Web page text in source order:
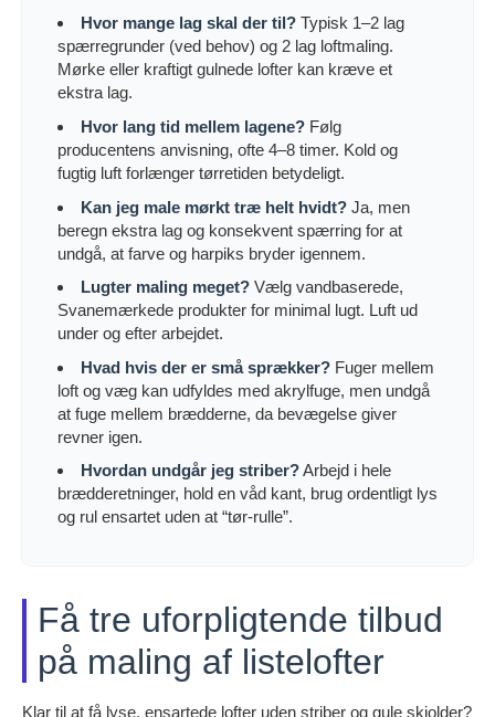
Hvor mange lag skal der til? Typisk 1–2 lag
spærregrunder (ved behov) og 2 lag loftmaling.
Mørke eller kraftigt gulnede lofter kan kræve et
ekstra lag.
Hvor lang tid mellem lagene? Følg
producentens anvisning, ofte 4–8 timer. Kold og
fugtig luft forlænger tørretiden betydeligt.
Kan jeg male mørkt træ helt hvidt? Ja, men
beregn ekstra lag og konsekvent spærring for at
undgå, at farve og harpiks bryder igennem.
Lugter maling meget? Vælg vandbaserede,
Svanemærkede produkter for minimal lugt. Luft ud
under og efter arbejdet.
Hvad hvis der er små sprækker? Fuger mellem
loft og væg kan udfyldes med akrylfuge, men undgå
at fuge mellem brædderne, da bevægelse giver
revner igen.
Hvordan undgår jeg striber?Arbejd i hele
brædderetninger, hold en våd kant, brug ordentligt lys
og rul ensartet uden at “tør-rulle”.
Få tre uforpligtende tilbud
på maling af listelofter
Klar til at få lyse, ensartede lofter uden striber og gule skjolder?